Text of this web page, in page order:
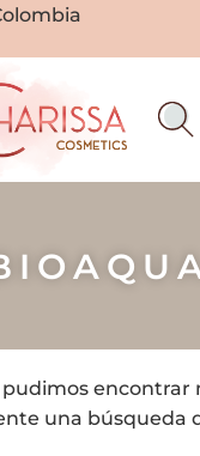
pudimos encontrar
una búsqueda